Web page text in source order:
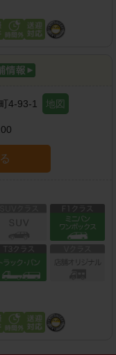
4-93-1 地図